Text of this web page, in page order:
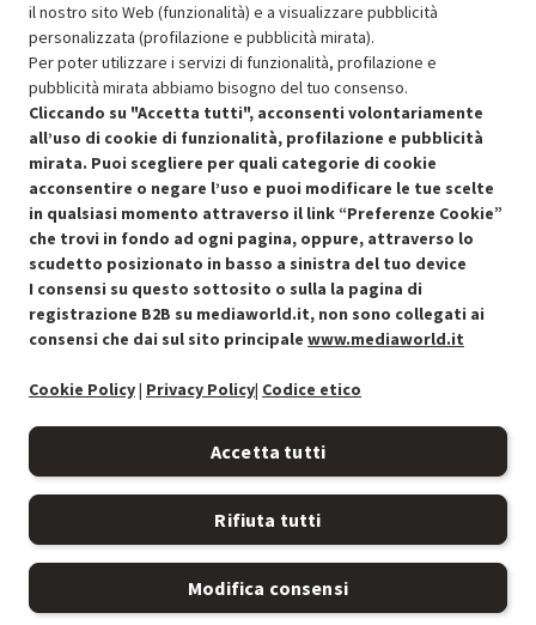
Resi e garanzie
Stato prodotti
Condizioni generali di vendita Recedere dal contratto qui
il nostro sito Web (funzionalità) e a visualizzare pubblicità
personalizzata (profilazione e pubblicità mirata).
Per poter utilizzare i servizi di funzionalità, profilazione e
pubblicità mirata abbiamo bisogno del tuo consenso.
Cliccando su "Accetta tutti", acconsenti volontariamente
all’uso di cookie di funzionalità, profilazione e pubblicità
mirata. Puoi scegliere per quali categorie di cookie
acconsentire o negare l’uso e puoi modificare le tue scelte
in qualsiasi momento attraverso il link “Preferenze Cookie”
che trovi in fondo ad ogni pagina, oppure, attraverso lo
scudetto posizionato in basso a sinistra del tuo device
I consensi su questo sottosito o sulla la pagina di
registrazione B2B su mediaworld.it, non sono collegati ai
consensi che dai sul sito principale www.mediaworld.it
Cookie Policy| Privacy Policy| Codice etico
Accetta tutti
Rifiuta tutti
Modifica consensi